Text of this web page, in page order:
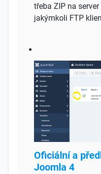
třeba ZIP na
jakýmkoli FTP
Oficiální a
Joomla 4